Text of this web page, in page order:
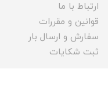
ارتباط با ما
قوانین و مقررات
سفارش و ارسال بار
ثبت شکایات